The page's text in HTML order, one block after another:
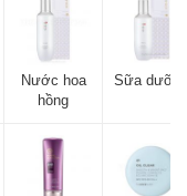
Nước hoa
hồng
Sữa